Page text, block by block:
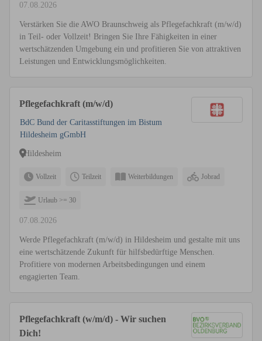
07.08.2026
Verstärken Sie die AWO Braunschweig als Pflegefachkraft (m/w/d)
in Teil- oder Vollzeit! Bringen Sie Ihre Fähigkeiten in einer
wertschätzenden Umgebung ein und profitieren Sie von attraktiven
Leistungen und Entwicklungsmöglichkeiten.
Pflegefachkraft (m/w/d)
BdC Bund der Caritasstiftungen im Bistum
Hildesheim gGmbH
Hildesheim
Vollzeit Teilzeit Weiterbildungen Jobrad
Urlaub >= 30
07.08.2026
Werde Pflegefachkraft (m/w/d) in Hildesheim und gestalte mit uns
eine wertschätzende Zukunft für hilfsbedürftige Menschen.
Profitiere von modernen Arbeitsbedingungen und einem
engagierten Team.
Pflegefachkraft (w/m/d) - Wir suchen
Dich!